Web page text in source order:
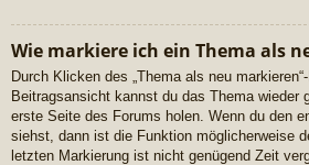
Wie markiere ich ein Thema als
Durch Klicken des „Thema als neu
Beitragsansicht kannst du das Thema wieder
erste Seite des Forums holen. Wenn du den
siehst, dann ist die Funktion möglicherweise
letzten Markierung ist nicht genügend Zeit